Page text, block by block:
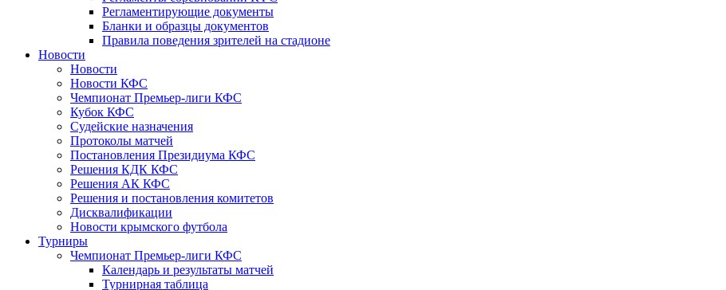
Регламентирующие документы
Бланки и образцы документов
Правила поведения зрителей на стадионе
Новости
Новости
Новости КФС
Чемпионат Премьер-лиги КФС
Кубок КФС
Судейские назначения
Протоколы матчей
Постановления Президиума КФС
Решения КДК КФС
Решения АК КФС
Решения и постановления комитетов
Дисквалификации
Новости крымского футбола
Турниры
Чемпионат Премьер-лиги КФС
Календарь и результаты матчей
Турнирная таблица